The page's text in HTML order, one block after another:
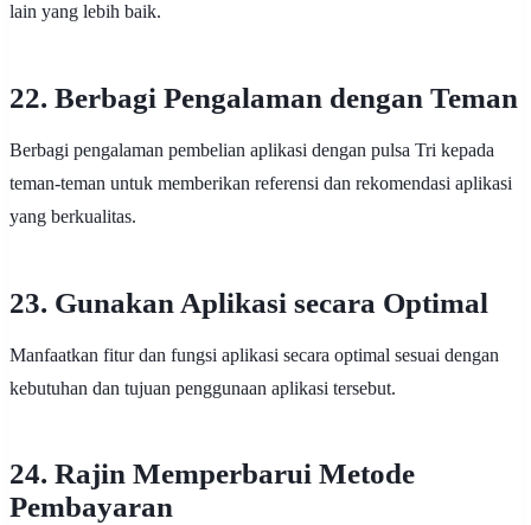
lain yang lebih baik.
22. Berbagi Pengalaman dengan Teman
Berbagi pengalaman pembelian aplikasi dengan pulsa Tri kepada
teman-teman untuk memberikan referensi dan rekomendasi aplikasi
yang berkualitas.
23. Gunakan Aplikasi secara Optimal
Manfaatkan fitur dan fungsi aplikasi secara optimal sesuai dengan
kebutuhan dan tujuan penggunaan aplikasi tersebut.
24. Rajin Memperbarui Metode
Pembayaran